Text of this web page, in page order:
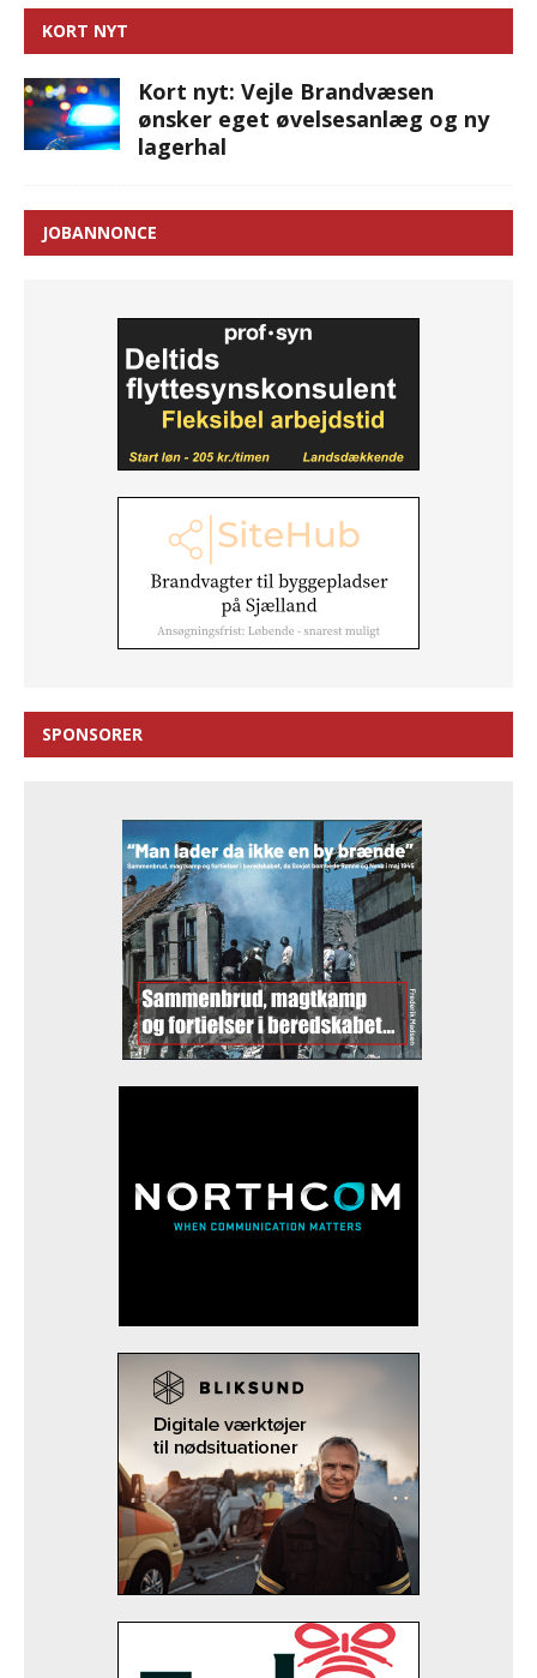
KORT NYT
Kort nyt: Vejle Brandvæsen
ønsker eget øvelsesanlæg og ny
lagerhal
JOBANNONCE
SPONSORER